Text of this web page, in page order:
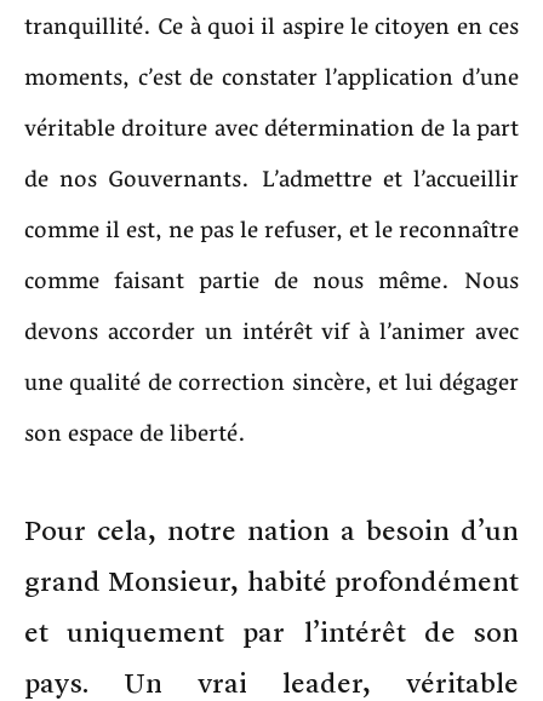
tranquillité. Ce à quoi il aspire le citoyen en ces
moments, c’est de constater l’application d’une
véritable droiture avec détermination de la part
de nos Gouvernants. L’admettre et l’accueillir
comme il est, ne pas le refuser, et le reconnaître
comme faisant partie de nous même. Nous
devons accorder un intérêt vif à l’animer avec
une qualité de correction sincère, et lui dégager
son espace de liberté.
Pour cela, notre nation a besoin d’un
grand Monsieur, habité profondément
et uniquement par l’intérêt de son
pays. Un vrai leader, véritable